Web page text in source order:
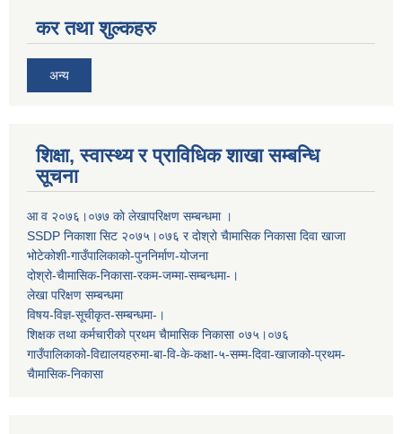
कर तथा शुल्कहरु
अन्य
शिक्षा, स्वास्थ्य र प्राविधिक शाखा सम्बन्धि
सूचना
आ व २०७६।०७७ काे लेखापरिक्षण सम्बन्धमा ।
SSDP निकाशा सिट २०७५।०७६ र दोश्रो चैामासिक निकासा दिवा खाजा
भोटेकोशी-गाउँपालिकाको-पुननिर्माण-योजना
दोश्रो-चैामासिक-निकासा-रकम-जम्मा-सम्बन्धमा-।
लेखा परिक्षण सम्बन्धमा
विषय-विज्ञ-सूचीकृत-सम्बन्धमा-।
शिक्षक तथा कर्मचारीको प्रथम च‌ैामासिक निकासा ०७५।०७६
गाउँपालिकाको-विद्यालयहरुमा-बा-वि-के-कक्षा-५-सम्म-दिवा-खाजाको-प्रथम-
चैामासिक-निकासा